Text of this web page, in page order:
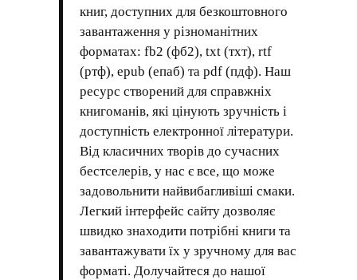
книг, доступних для безкоштовного
завантаження у різноманітних
форматах: fb2 (фб2), txt (тхт), rtf
(ртф), epub (епаб) та pdf (пдф). Наш
ресурс створений для справжніх
книгоманів, які цінують зручність і
доступність електронної літератури.
Від класичних творів до сучасних
бестселерів, у нас є все, що може
задовольнити найвибагливіші смаки.
Легкий інтерфейс сайту дозволяє
швидко знаходити потрібні книги та
завантажувати їх у зручному для вас
форматі. Долучайтеся до нашої